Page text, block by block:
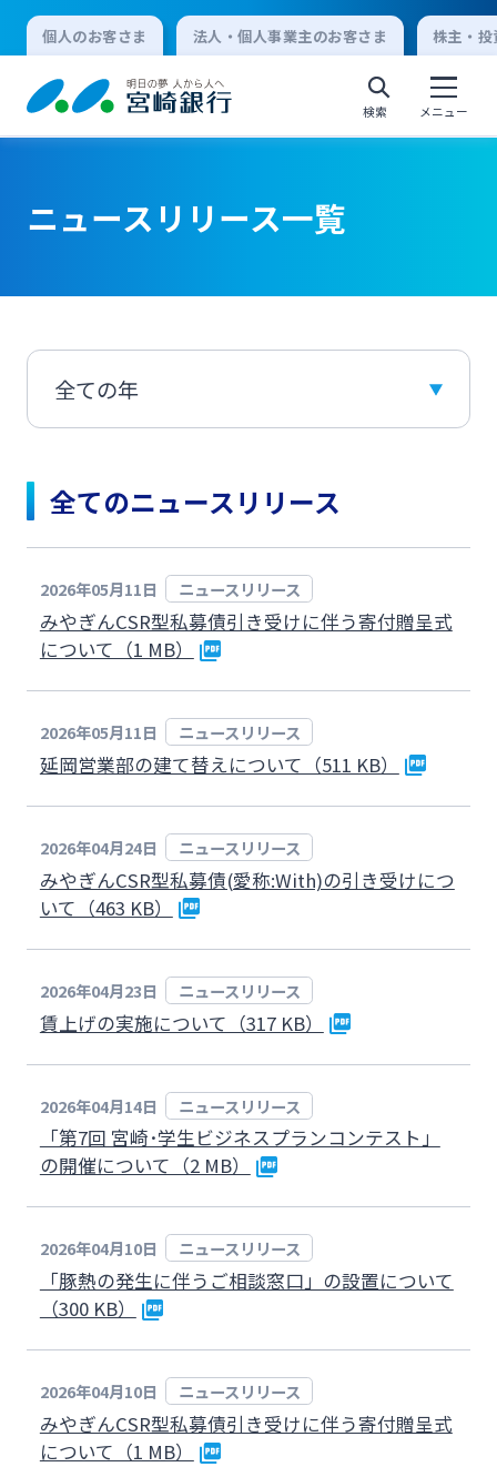
個人のお客さま 法人・個人事業主のお客さま 株主・
検索 メニュー
個人向けインターネットバンキング
ログオン
法人向けインターネットバンキング
ログオン
よくあるご質問 チャットで相談
English
法人・個人事業主のお客さま
宮崎銀行について
ニュースリリース一覧
採用情報
お問い合わせ先一覧
ニュースリリース一覧
全てのニュースリリース
2026年05月11日 ニュースリリース
みやぎんCSR型私募債引き受けに伴う寄付贈呈式
について（1 MB）
2026年05月11日 ニュースリリース
延岡営業部の建て替えについて（511 KB）
2026年04月24日 ニュースリリース
みやぎんCSR型私募債(愛称:With)の引き受けにつ
いて（463 KB）
2026年04月23日 ニュースリリース
賃上げの実施について（317 KB）
2026年04月14日 ニュースリリース
「第7回 宮崎･学生ビジネスプランコンテスト」
の開催について（2 MB）
2026年04月10日 ニュースリリース
「豚熱の発生に伴うご相談窓口」の設置について
（300 KB）
2026年04月10日 ニュースリリース
みやぎんCSR型私募債引き受けに伴う寄付贈呈式
について（1 MB）